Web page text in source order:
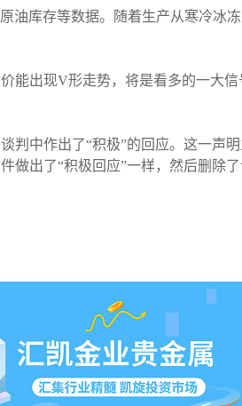
库存等数据。随着生产从寒冷冰
能出现V形走势，将是看多的一大
判中作出了“积极”的回应。这一声
出了“积极回应”一样，然后删除了